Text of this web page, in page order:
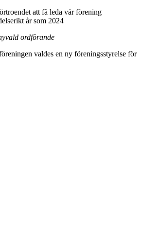
att få leda vår förening
år som 2024
ordförande
valdes en ny föreningsstyrelse för